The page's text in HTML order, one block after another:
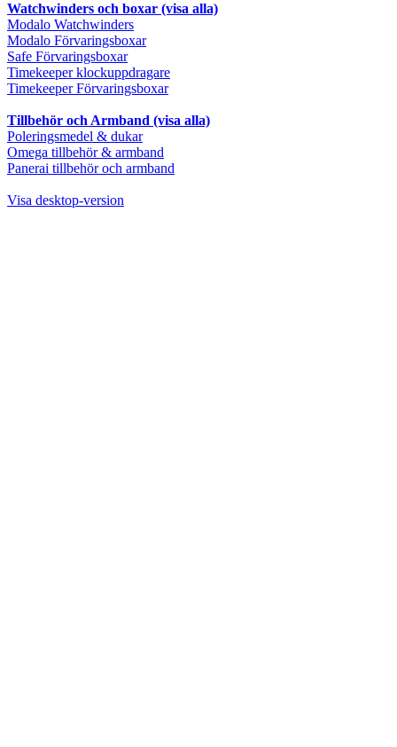
Watchwinders och boxar (visa alla)
Modalo Watchwinders
Modalo Förvaringsboxar
Safe Förvaringsboxar
Timekeeper klockuppdragare
Timekeeper Förvaringsboxar
Tillbehör och Armband (visa alla)
Poleringsmedel & dukar
Omega tillbehör & armband
Panerai tillbehör och armband
Visa desktop-version